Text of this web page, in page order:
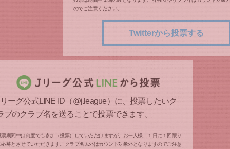
のでご注意ください。
Twitterから投票する
ーグ公式LINE ID（@j.league）に、投票したいク
ブのクラブ名を送ることで投票できます。
票期間中は何度でも参加（投票）していただけますが、お一人様、１日に１回限り
応募とさせていただきます。クラブ名以外はカウント対象外となりますのでご注意